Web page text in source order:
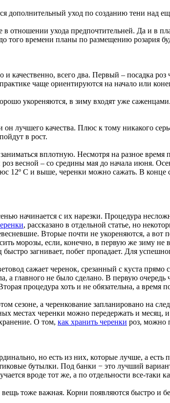
дополнительный уход по созданию тени над
отношении ухода предпочтительней. Да и в
того времени планы по размещению розария
и качественно, всего два. Первый – посадка
чаще ориентируются на начало или
укореняются, в зиму входят уже
лучшего качества. Плюс к тому никакого
в рост.
вплотную. Несмотря на разное время
весной – со средины мая до начала июня.
12º С и выше, черенки можно сажать. В конце
начинается с их нарезки. Процедура
, рассказано в отдельной статье, но
Вторые почти не укореняются, а
морозы, если, конечно, в первую же зиму
загнивает, побег пропадает. Для
сажает черенок, срезанный с куста
а главного не было сделано. В первую
процедура хоть и не обязательна, а время
сезоне, а черенкование запланировано на
местах черенки можно передержать и месяц,
О том, как хранить черенки роз, можно
но есть из них, которые лучше, а
бутылки. Под банки − это лучший
вроде тот же, а по отдельности все-таки
тоже важная. Корни появляются быстро и